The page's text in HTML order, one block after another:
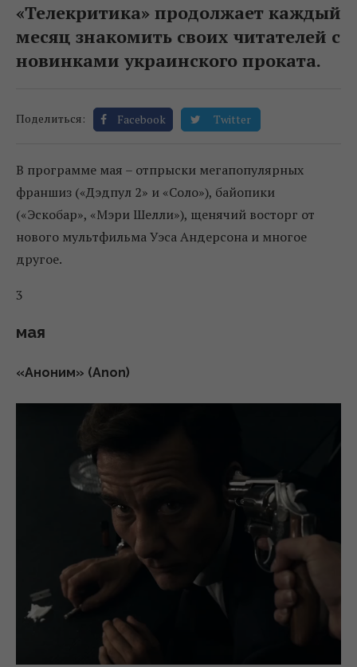
«Телекритика» продолжает каждый
месяц знакомить своих читателей с
новинками украинского проката.
Поделиться: Facebook Twitter
В программе мая – отпрыски мегапопулярных
франшиз («Дэдпул 2» и «Соло»), байопики
(«Эскобар», «Мэри Шелли»), щенячий восторг от
нового мультфильма Уэса Андерсона и многое
другое.
3
мая
«Аноним» (Anon)